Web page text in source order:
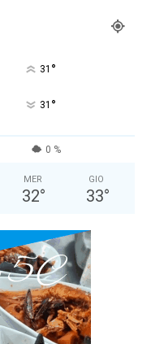
31 °
31 °
0 %
MER
32°
GIO
33°